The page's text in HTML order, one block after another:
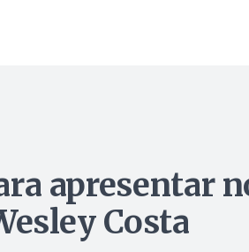
apresentar
Costa